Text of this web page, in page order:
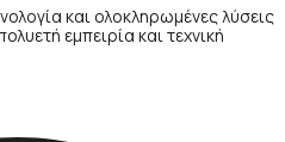
και ολοκληρωμένες λύσεις
εμπειρία και τεχνική